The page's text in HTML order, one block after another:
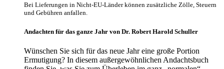
Bei Lieferungen in Nicht-EU-Länder können zusätzliche Zölle, Steuern
und Gebühren anfallen.
Andachten für das ganze Jahr von Dr. Robert Harold Schuller
Wünschen Sie sich für das neue Jahr eine große Portion
Ermutigung? In diesem außergewöhnlichen Andachtsbuch